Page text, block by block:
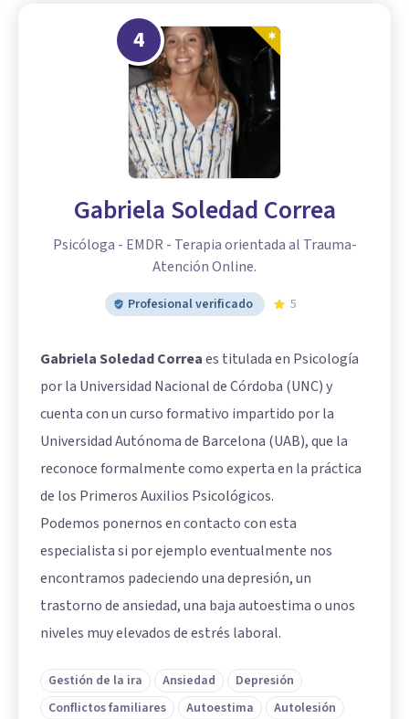
4
Gabriela Soledad Correa
Psicóloga - EMDR - Terapia orientada al Trauma-
Atención Online.
Profesional verificado 5
Gabriela Soledad Correaes titulada en Psicología
por la Universidad Nacional de Córdoba (UNC) y
cuenta con un curso formativo impartido por la
Universidad Autónoma de Barcelona (UAB), que la
reconoce formalmente como experta en la práctica
de los Primeros Auxilios Psicológicos.
Podemos ponernos en contacto con esta
especialista si por ejemplo eventualmente nos
encontramos padeciendo una depresión, un
trastorno de ansiedad, una baja autoestima o unos
niveles muy elevados de estrés laboral.
Gestión de la ira Ansiedad
Depresión
Conflictos familiares
Autoestima
Autolesión